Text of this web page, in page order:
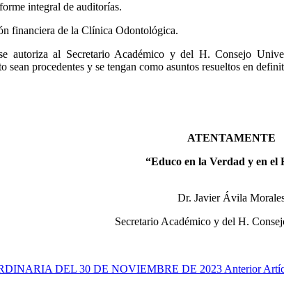
integral de auditorías.
financiera de la Clínica Odontológica.
autoriza al Secretario Académico y del H. Consejo
procedentes y se tengan como asuntos resueltos en
ATENTAMENTE
“Educo en la Verdad y en el
Dr. Javier Ávila
Secretario Académico y del H.
DEL 30 DE NOVIEMBRE DE 2023 Anterior